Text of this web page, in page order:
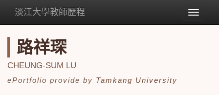
Toggle
淡江大學教師歷程
路祥琛
CHEUNG-SUM LU
ePortfolio provide by Tamkang University